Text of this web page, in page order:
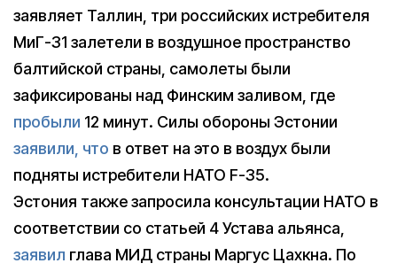
заявляет Таллин, три российских истребителя
МиГ-31 залетели в воздушное пространство
балтийской страны, самолеты были
зафиксированы над Финским заливом, где
пробыли 12 минут. Силы обороны Эстонии
заявили, что в ответ на это в воздух были
подняты истребители НАТО F-35.
Эстония также запросила консультации НАТО в
соответствии со статьей 4 Устава альянса,
заявил глава МИД страны Маргус Цахкна. По